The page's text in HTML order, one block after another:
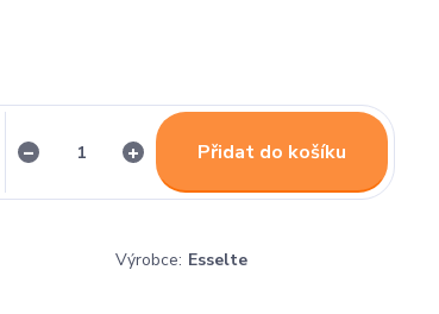
Přidat do košíku
Výrobce: Esselte